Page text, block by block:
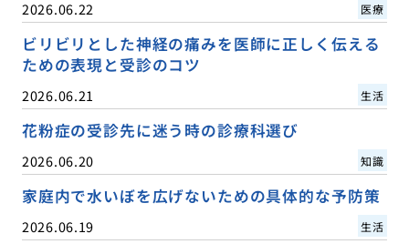
2026.06.22 医療
ビリビリとした神経の痛みを医師に正しく伝える
ための表現と受診のコツ
2026.06.21 生活
花粉症の受診先に迷う時の診療科選び
2026.06.20 知識
家庭内で水いぼを広げないための具体的な予防策
2026.06.19 生活